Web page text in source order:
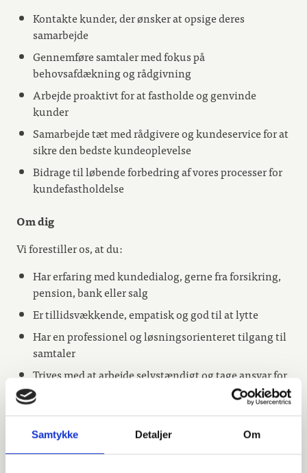
Samtykke Detaljer Om
Kontakte kunder, der ønsker at opsige deres
samarbejde
Gennemføre samtaler med fokus på
behovsafdækning og rådgivning
Arbejde proaktivt for at fastholde og genvinde
kunder
Samarbejde tæt med rådgivere og kundeservice for at
sikre den bedste kundeoplevelse
Bidrage til løbende forbedring af vores processer for
kundefastholdelse
Om dig
Vi forestiller os, at du:
Har erfaring med kundedialog, gerne fra forsikring,
pension, bank eller salg
Er tillidsvækkende, empatisk og god til at lytte
Har en professionel og løsningsorienteret tilgang til
samtaler
Trives med at arbejde selvstændigt og tage ansvar for
resultater
Er motiveret af at gøre en forskel for både kunder og
kolleger